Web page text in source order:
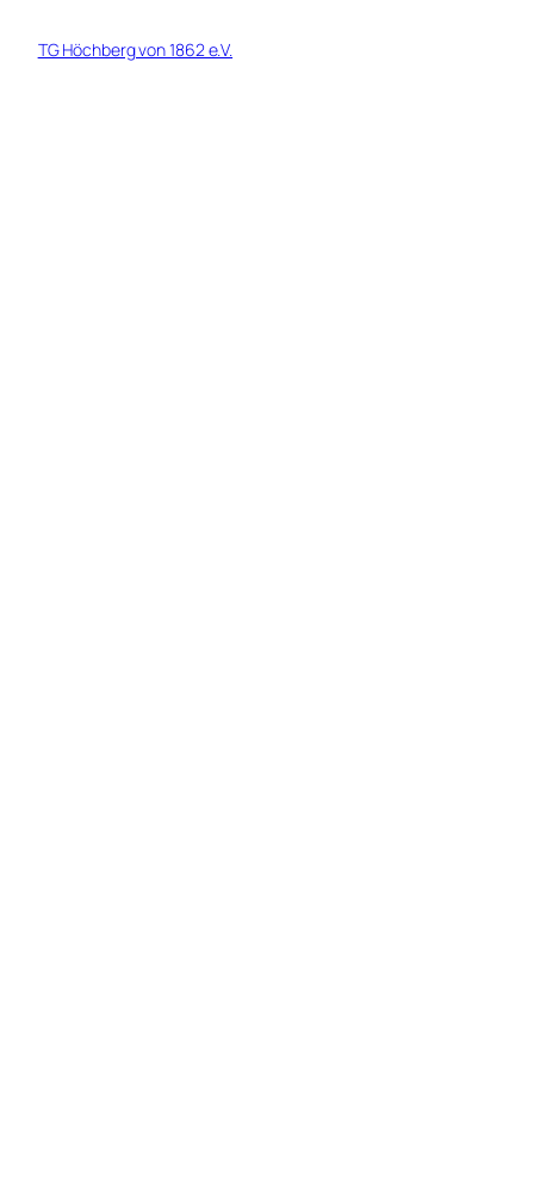
TG Höchberg von 1862 e.V.